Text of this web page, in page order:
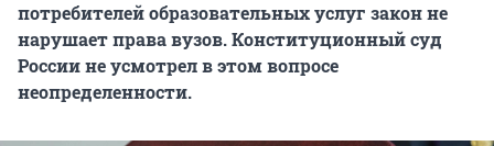
потребителей образовательных услуг закон не
нарушает права вузов. Конституционный суд
России не усмотрел в этом вопросе
неопределенности.